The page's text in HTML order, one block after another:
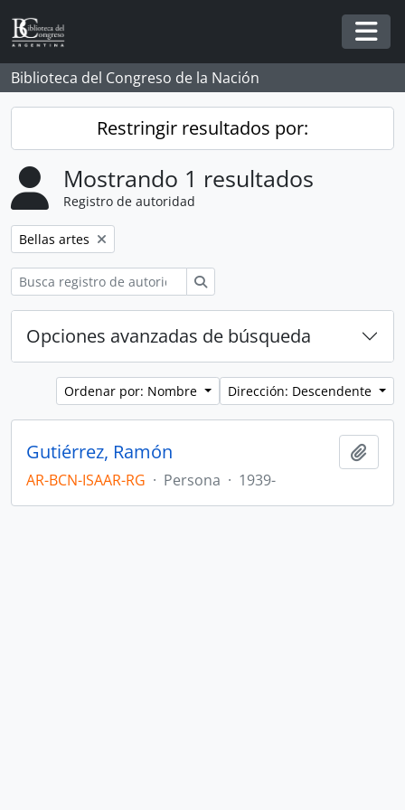
Skip to main content
Biblioteca del Congreso de la Nación
Restringir resultados por:
Mostrando 1 resultados
Registro de autoridad
Remove filter:
Bellas artes
Opciones avanzadas de búsqueda
Ordenar por: Nombre Dirección: Descendente
Gutiérrez, Ramón
AR-BCN-ISAAR-RG · Persona · 1939-